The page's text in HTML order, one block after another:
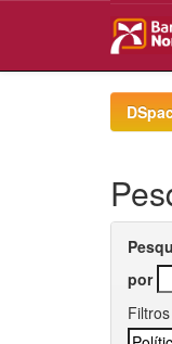
por